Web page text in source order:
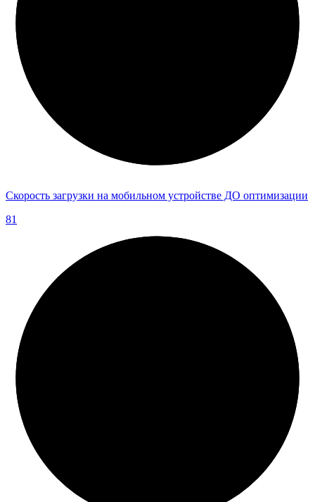
Скорость загрузки на мобильном устройстве ДО оптимизации
81